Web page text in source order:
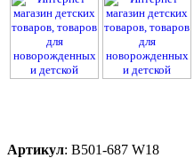
Артикул: B501-687 W18